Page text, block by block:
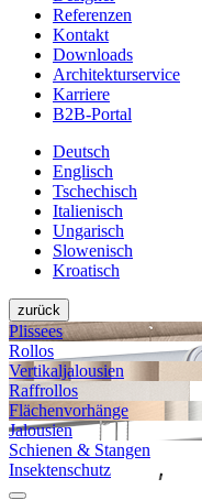
Referenzen
Kontakt
Downloads
Architekturservice
Karriere
B2B-Portal
Deutsch
Englisch
Tschechisch
Italienisch
Ungarisch
Slowenisch
Kroatisch
zurück
Plissees
Rollos
Vertikal­jalousien
Raffrollos
Flächen­vorhänge
Jalousien
Schienen & Stangen
Insekten­schutz